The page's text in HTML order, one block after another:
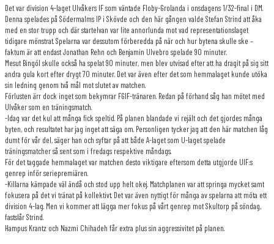
BILDGALLERI
DOKUMENT
KONTAKT
Det var division 4-laget Ulvåkers IF som väntade Floby-Grolanda i onsdagens 1/32-final i DM.
Denna spelades på Södermalms IP i Skövde och den här gången valde Stefan Strind att åka
med en stor trupp och där startelvan var lite annorlunda mot vad representationslaget
tidigare mönstrat. Spelarna var dessutom förberedda på när och hur bytena skulle ske –
faktum är att endast Jonathan Rehn och Benjamin Ulvebro spelade 90 minuter.
Mesut Bingöl skulle också ha spelat 90 minuter, men blev utvisad efter att ha dragit på sig sitt
andra gula kort efter drygt 70 minuter. Det var även efter det som hemmalaget kunde utöka
sin ledning genom två mål mot slutet av matchen.
Förlusten ärr dock inget som bekymrar FGIF-tränaren. Redan på förhand såg han mötet med
Ulvåker som en träningsmatch.
-Idag var det kul att många fick speltid. På planen blandade vi rejält och det gjordes många
byten, och resultatet har jag inget att säga om. Personligen tycker jag att den här matchen låg
dumt för vår del, säger han och syftar på att både A-laget som U-laget spelade
träningsmatcher så sent som i fredags respektive måndags.
För det taggade hemmalaget var matchen desto viktigare eftersom detta utgjorde UIF:s
genrep inför seriepremiären.
-Killarna kämpade väl ändå och stod upp helt okej. Matchplanen var att springa mycket samt
fokusera på det vi tränat på kollektivt. Det var även nyttigt för många av spelarna att möta ett
division 4-lag. Men vi kommer att lägga mer fokus på vårt genrep mot Skultorp på söndag,
fastslår Strind.
Hampus Krantz och Nazmi Chihadeh får extra plus sin aggressivitet på planen.